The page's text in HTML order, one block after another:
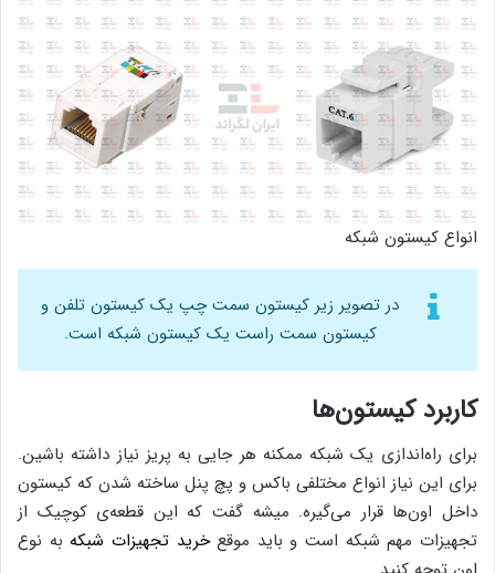
انواع کیستون شبکه
در تصویر زیر کیستون سمت چپ یک کیستون تلفن و
کیستون سمت راست یک کیستون شبکه‌ است.
کاربرد کیستون‌‌ها
برای راه‌اندازی یک شبکه ممکنه هر جایی به پریز نیاز داشته باشین.
برای این نیاز انواع مختلفی باکس و پچ پنل ساخته شدن که کیستون
داخل اون‌ها قرار می‌گیره. میشه گفت که این قطعه‌ی کوچیک از
تجهیزات مهم شبکه است و باید موقعخرید تجهیزات شبکهبه نوع